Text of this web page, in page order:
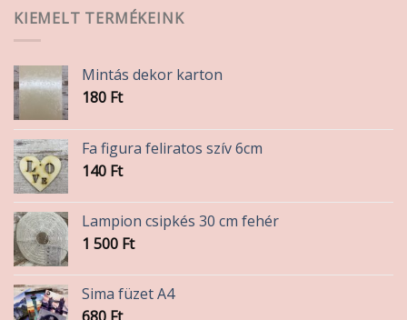
KIEMELT TERMÉKEINK
Mintás dekor karton
180 Ft
Fa figura feliratos szív 6cm
140 Ft
Lampion csipkés 30 cm fehér
1 500 Ft
Sima füzet A4